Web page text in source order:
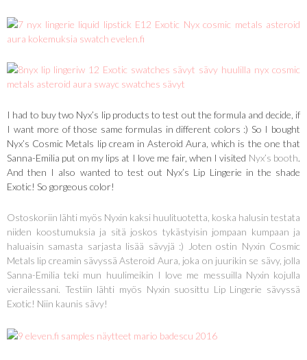
I had to buy two Nyx’s lip products to test out the formula and decide, if
I want more of those same formulas in different colors :) So I bought
Nyx’s Cosmic Metals lip cream in Asteroid Aura, which is the one that
Sanna-Emilia put on my lips at I love me fair, when I visited Nyx’s booth.
And then I also wanted to test out Nyx’s Lip Lingerie in the shade
Exotic! So gorgeous color!
Ostoskoriin lähti myös Nyxin kaksi huulituotetta, koska halusin testata
niiden koostumuksia ja sitä joskos tykästyisin jompaan kumpaan ja
haluaisin samasta sarjasta lisää sävyjä :) Joten ostin Nyxin Cosmic
Metals lip creamin sävyssä Asteroid Aura, joka on juurikin se sävy, jolla
Sanna-Emilia teki mun huulimeikin I love me messuilla Nyxin kojulla
vierailessani. Testiin lähti myös Nyxin suosittu Lip Lingerie sävyssä
Exotic! Niin kaunis sävy!